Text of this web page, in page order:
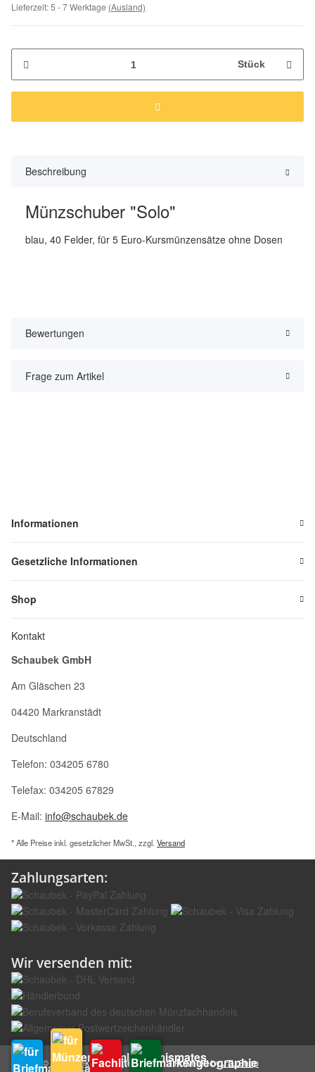
Lieferzeit:5 - 7 Werktage (Ausland)
Stück
Beschreibung
Münzschuber "Solo"
blau, 40 Felder, für 5 Euro-Kursmünzensätze ohne Dosen
Bewertungen
Frage zum Artikel
Informationen
Gesetzliche Informationen
Shop
Kontakt
Schaubek GmbH
Am Gläschen 23
04420 Markranstädt
Deutschland
Telefon: 034205 6780
Telefax: 034205 67829
E-Mail: info@schaubek.de
* Alle Preise inkl. gesetzlicher MwSt., zzgl. Versand
Zahlungsarten:
Wir versenden mit:
© Schaubek GmbH Powered byJTL-Shop